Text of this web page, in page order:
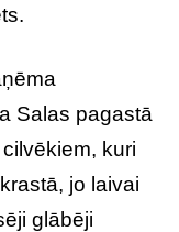
Salas pagastā
kuri
jo laivai
glābēji